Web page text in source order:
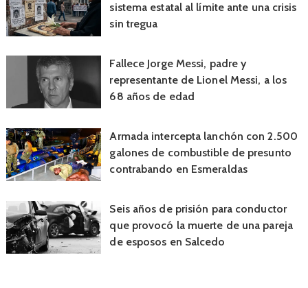
sistema estatal al límite ante una crisis
sin tregua
Fallece Jorge Messi, padre y
representante de Lionel Messi, a los
68 años de edad
Armada intercepta lanchón con 2.500
galones de combustible de presunto
contrabando en Esmeraldas
Seis años de prisión para conductor
que provocó la muerte de una pareja
de esposos en Salcedo